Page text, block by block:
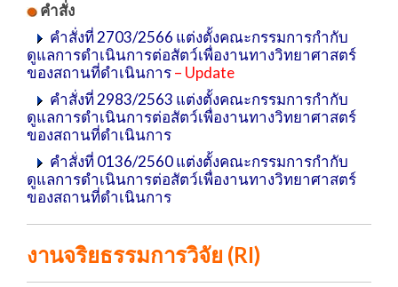
คำสั่ง
คำสั่งที่ 2703/2566 แต่งตั้งคณะกรรมการกำกับ
ดูแลการดำเนินการต่อสัตว์เพื่องานทางวิทยาศาสตร์
ของสถานที่ดำเนินการ– Update
คำสั่งที่ 2983/2563 แต่งตั้งคณะกรรมการกำกับ
ดูแลการดำเนินการต่อสัตว์เพื่องานทางวิทยาศาสตร์
ของสถานที่ดำเนินการ
คำสั่งที่ 0136/2560 แต่งตั้งคณะกรรมการกำกับ
ดูแลการดำเนินการต่อสัตว์เพื่องานทางวิทยาศาสตร์
ของสถานที่ดำเนินการ
งานจริยธรรมการวิจัย (RI)